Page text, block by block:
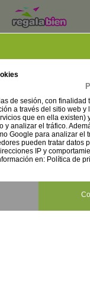
de Cosmética en
de Cosmética
Almansa
La Roda(2)
Ossa de
(4) Villarrobledo
de sesión, con finalidad
a través del sitio web y
que en ella existen)
y analizar el tráfico.
Google para analizar el
pueden tratar datos
IP y
en: Política de